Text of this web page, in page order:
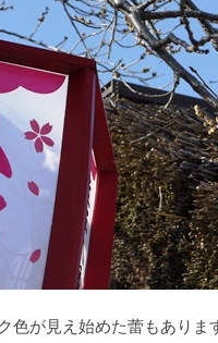
色が見え始めた蕾もありま